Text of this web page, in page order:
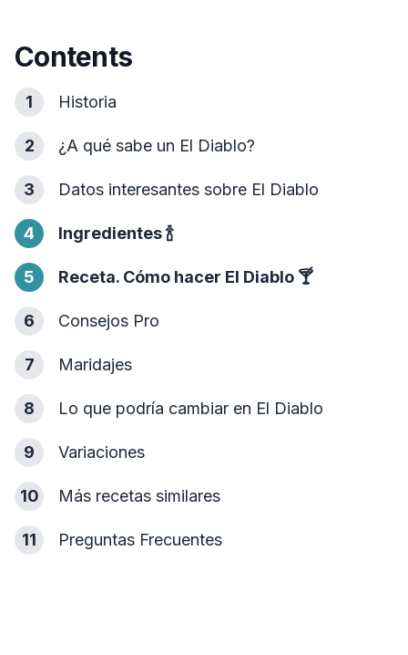
Contents
1 Historia
2 ¿A qué sabe un El Diablo?
3 Datos interesantes sobre El Diablo
4 Ingredientes🍾
5 Receta. Cómo hacer El Diablo 🍸
6 Consejos Pro
7 Maridajes
8 Lo que podría cambiar en El Diablo
9 Variaciones
10 Más recetas similares
11 Preguntas Frecuentes